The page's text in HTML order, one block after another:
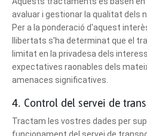
avaluar i gestionar la qualitat dels
Per a la ponderació d'aquest
llibertats s'ha determinat que el
limitat en la privadesa dels
expectatives raonables dels
amenaces significatives.
4. Control del servei de
Tractam les vostres dades per